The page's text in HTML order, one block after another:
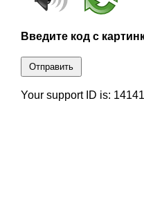
Введите код с
Отправить
Your support ID is: